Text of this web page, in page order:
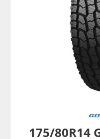
175/80R14